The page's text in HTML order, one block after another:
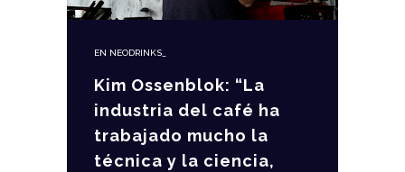
EN NEODRINKS_
Kim Ossenblok: “La
industria del café ha
trabajado mucho la
técnica y la ciencia,